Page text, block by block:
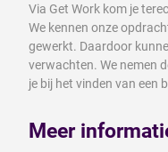
Via Get Work kom je
We kennen onze
gewerkt. Daardoor
verwachten. We nemen
je bij het vinden van een
Meer